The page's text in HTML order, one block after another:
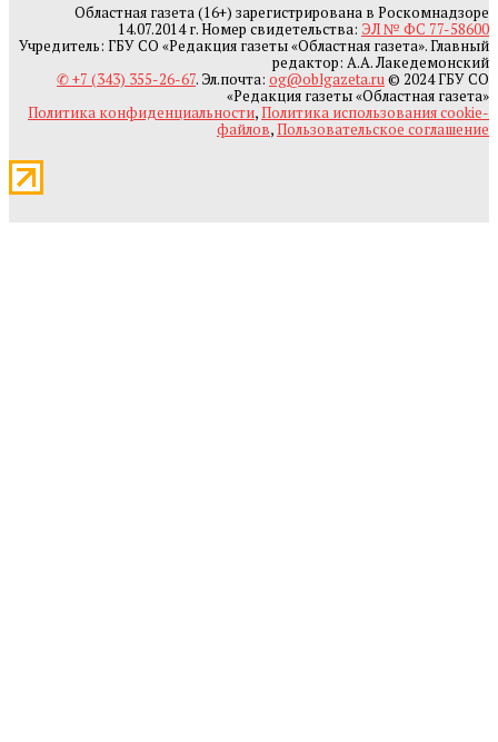
Областная газета (16+) зарегистрирована в Роскомнадзоре
14.07.2014 г. Номер свидетельства: ЭЛ № ФС 77-58600
Учредитель: ГБУ СО «Редакция газеты «Областная газета». Главный
редактор: А.А. Лакедемонский
✆ +7 (343) 355-26-67. Эл.почта: og@oblgazeta.ru© 2024 ГБУ СО
«Редакция газеты «Областная газета»
Политика конфиденциальности,Политика использования cookie-
файлов,Пользовательское соглашение